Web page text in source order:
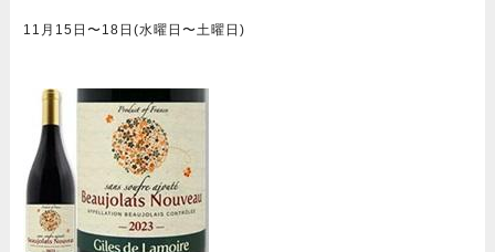
11月15日〜18日(水曜日〜土曜日)